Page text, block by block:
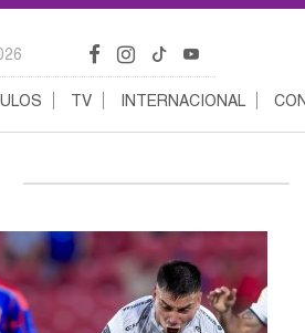
TV INTERNACIONAL